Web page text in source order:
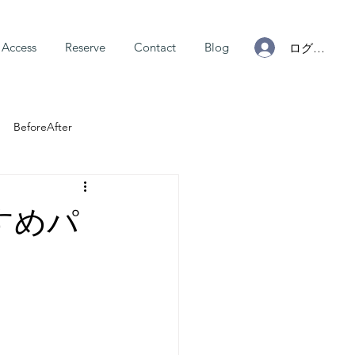
Access Reserve Contact Blog ログイン
BeforeAfter
めパ